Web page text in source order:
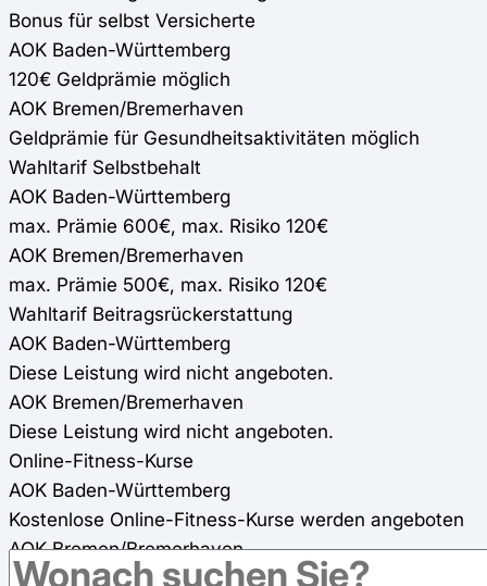
Bonus für selbst Versicherte
AOK Baden-Württemberg
120€ Geldprämie möglich
AOK Bremen/Bremerhaven
Geldprämie für Gesundheitsaktivitäten möglich
Wahltarif Selbstbehalt
AOK Baden-Württemberg
max. Prämie 600€, max. Risiko 120€
AOK Bremen/Bremerhaven
max. Prämie 500€, max. Risiko 120€
Wahltarif Beitragsrückerstattung
AOK Baden-Württemberg
Diese Leistung wird nicht angeboten.
AOK Bremen/Bremerhaven
Diese Leistung wird nicht angeboten.
Online-Fitness-Kurse
AOK Baden-Württemberg
Kostenlose Online-Fitness-Kurse werden angeboten
AOK Bremen/Bremerhaven
Online-Fitness-Kurse werden angeboten (100%)